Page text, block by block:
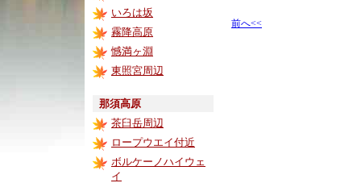
いろは坂
霧降高原
憾満ヶ淵
東照宮周辺
那須高原
茶臼岳周辺
ロープウエイ付近
ボルケーノハイウェ
イ
前へ<<